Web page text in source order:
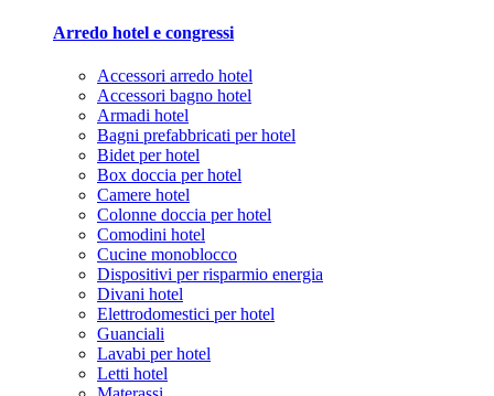
Arredo hotel e congressi
Accessori arredo hotel
Accessori bagno hotel
Armadi hotel
Bagni prefabbricati per hotel
Bidet per hotel
Box doccia per hotel
Camere hotel
Colonne doccia per hotel
Comodini hotel
Cucine monoblocco
Dispositivi per risparmio energia
Divani hotel
Elettrodomestici per hotel
Guanciali
Lavabi per hotel
Letti hotel